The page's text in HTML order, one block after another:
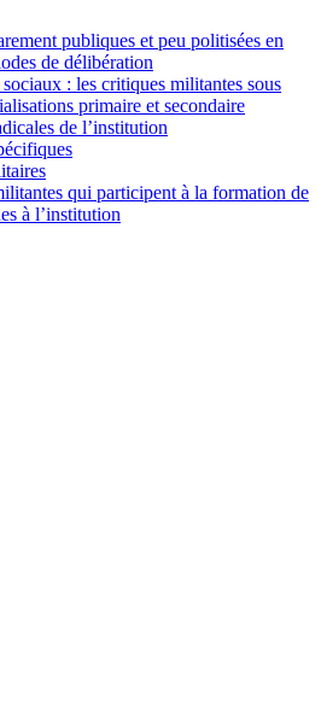
publiques et peu politisées en
de délibération
: les critiques militantes sous
primaire et secondaire
de l’institution
qui participent à la formation de
à l’institution